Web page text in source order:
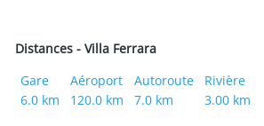
Distances - Villa Ferrara
Gare
6.0 km
Aéroport
120.0 km
Autoroute
7.0 km
Rivière
3.00 km